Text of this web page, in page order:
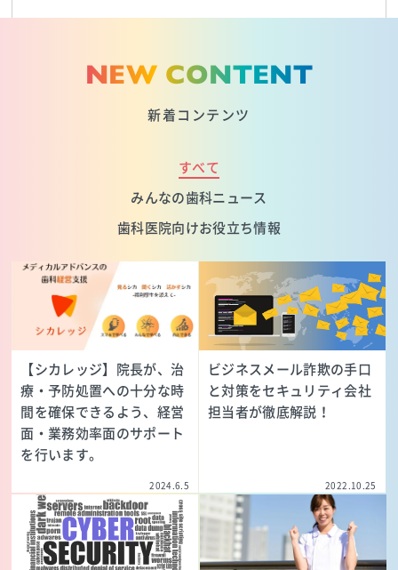
NEW CONTENT
新着コンテンツ
すべて
みんなの歯科ニュース
歯科医院向けお役立ち情報
【シカレッジ】院長が、治
療・予防処置への十分な時
間を確保できるよう、経営
面・業務効率面のサポート
を行います。
2024.6.5
ビジネスメール詐欺の手口
と対策をセキュリティ会社
担当者が徹底解説！
2022.10.25